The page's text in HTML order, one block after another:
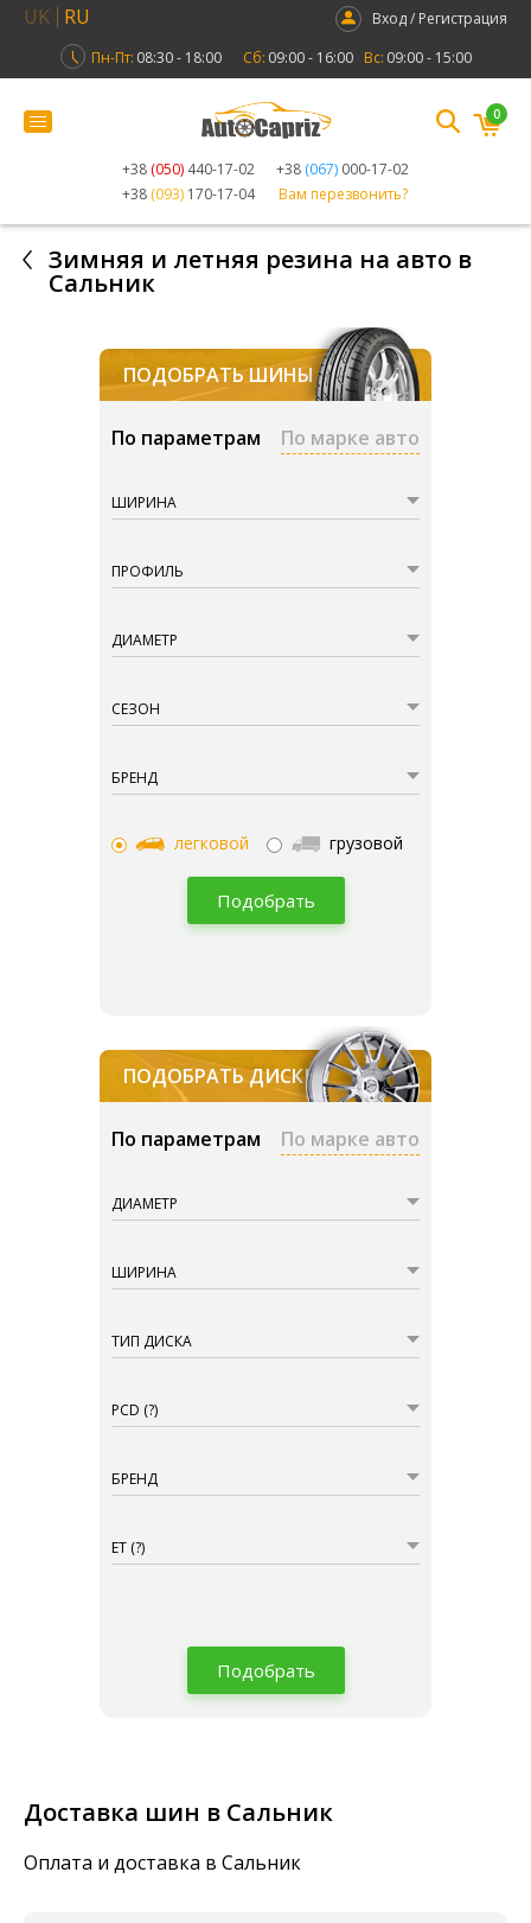
UK RU
Вход / Регистрация
Пн-Пт: 08:30 - 18:00 Сб: 09:00 - 16:00 Вс: 09:00 - 15:00
+38 (050) 440-17-02 +38 (067) 000-17-02
+38 (093) 170-17-04 Вам перезвонить?
0
Зимняя и летняя резина на авто в
Сальник
ПОДОБРАТЬ ШИНЫ
По параметрам По марке авто
ШИРИНА
ПРОФИЛЬ
ДИАМЕТР
СЕЗОН
БРЕНД
легковой грузовой
Подобрать
ПОДОБРАТЬ ДИСКИ
По параметрам По марке авто
ДИАМЕТР
ШИРИНА
ТИП ДИСКА
PCD (?)
БРЕНД
ET (?)
Подобрать
Доставка шин в Сальник
Оплата и доставка в Сальник